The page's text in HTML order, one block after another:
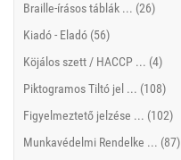
Braille-írásos táblák ... (26)
Kiadó - Eladó (56)
Köjálos szett / HACCP ... (4)
Piktogramos Tiltó jel ... (108)
Figyelmeztető jelzése ... (102)
Munkavédelmi Rendelke ... (87)